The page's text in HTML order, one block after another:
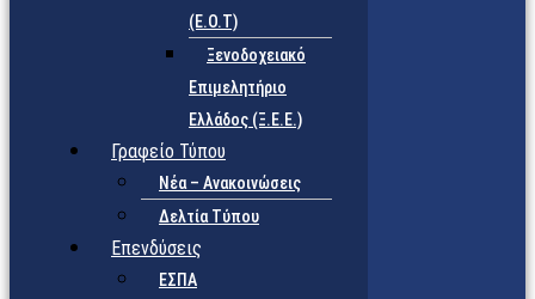
(Ε.Ο.Τ)
Ξενοδοχειακό
Επιμελητήριο
Ελλάδος (Ξ.Ε.Ε.)
Γραφείο Τύπου
Νέα – Ανακοινώσεις
Δελτία Τύπου
Επενδύσεις
ΕΣΠΑ